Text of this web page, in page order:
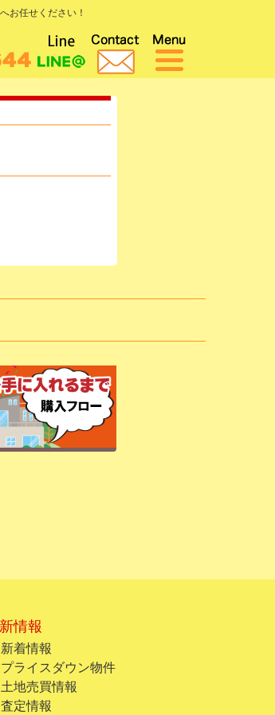
お任せください！
情報
新着情報
プライスダウン物件
土地売買情報
査定情報